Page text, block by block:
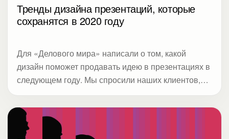
Тренды дизайна презентаций, которые
сохранятся в 2020 году
Для «Делового мира» написали о том, какой
дизайн поможет продавать идею в презентациях в
следующем году. Мы спросили наших клиентов,
длительного использования: сайт, портал,
презентацию компании, что у них работало лучше
всего и какие дизайн-решения они будут